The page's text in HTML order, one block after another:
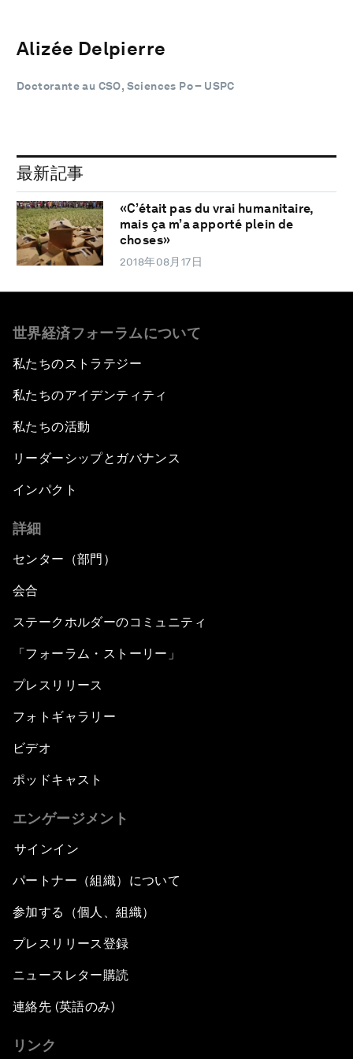
Alizée Delpierre
Doctorante au CSO, Sciences Po – USPC
最新記事
«C’était pas du vrai humanitaire,
mais ça m’a apporté plein de
choses»
2018年08月17日
世界経済フォーラムについて
私たちのストラテジー
私たちのアイデンティティ
私たちの活動
リーダーシップとガバナンス
インパクト
詳細
センター（部門）
会合
ステークホルダーのコミュニティ
「フォーラム・ストーリー」
プレスリリース
フォトギャラリー
ビデオ
ポッドキャスト
エンゲージメント
サインイン
パートナー（組織）について
参加する（個人、組織）
プレスリリース登録
ニュースレター購読
連絡先 (英語のみ)
リンク